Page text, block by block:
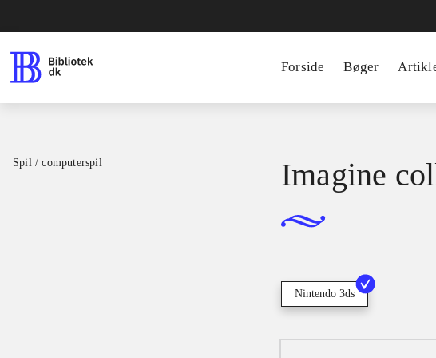
Forside Bøger
Spil / computerspil Imagine
Nintendo 3ds